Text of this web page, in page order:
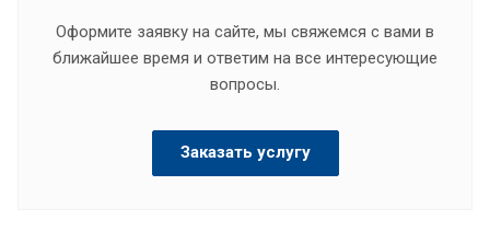
Оформите заявку на сайте, мы свяжемся с вами в
ближайшее время и ответим на все интересующие
вопросы.
Заказать услугу